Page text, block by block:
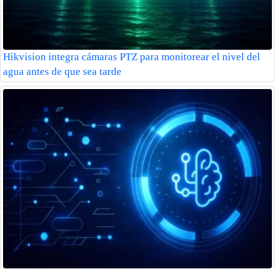
Hikvision integra cámaras PTZ para monitorear el nivel del
agua antes de que sea tarde